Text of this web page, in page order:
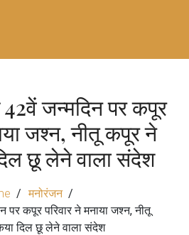
जन्मदिन पर कपूर
जश्न, नीतू कपूर ने
छू लेने वाला संदेश
मनोरंजन
कपूर परिवार ने मनाया जश्न, नीतू
दिल छू लेने वाला संदेश